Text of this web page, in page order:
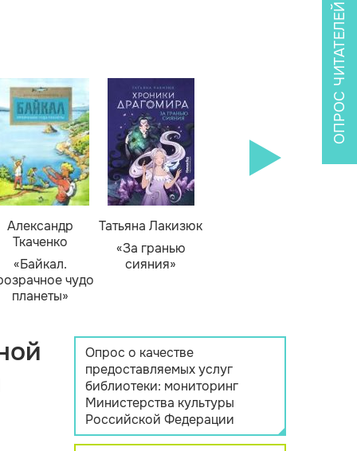
Александр
Ткаченко
«Байкал.
чудо
планеты»
Татьяна Лакизюк
«За гранью
сияния»
ОПРОС ЧИТАТЕЛЕЙ
Опрос о качестве
предоставляемых услуг
библиотеки: мониторинг
Министерства культуры
Российской Федерации